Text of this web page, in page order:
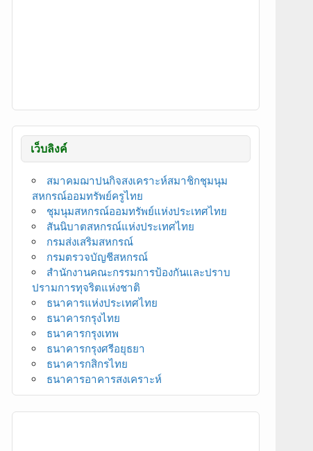
เว็บลิงค์
สมาคมฌาปนกิจสงเคราะห์สมาชิกชุมนุม
สหกรณ์ออมทรัพย์ครูไทย
ชุมนุมสหกรณ์ออมทรัพย์แห่งประเทศไทย
สันนิบาตสหกรณ์แห่งประเทศไทย
กรมส่งเสริมสหกรณ์
กรมตรวจบัญชีสหกรณ์
สำนักงานคณะกรรมการป้องกันและปราบ
ปรามการทุจริตแห่งชาติ
ธนาคารแห่งประเทศไทย
ธนาคารกรุงไทย
ธนาคารกรุงเทพ
ธนาคารกรุงศรีอยุธยา
ธนาคารกสิกรไทย
ธนาคารอาคารสงเคราะห์